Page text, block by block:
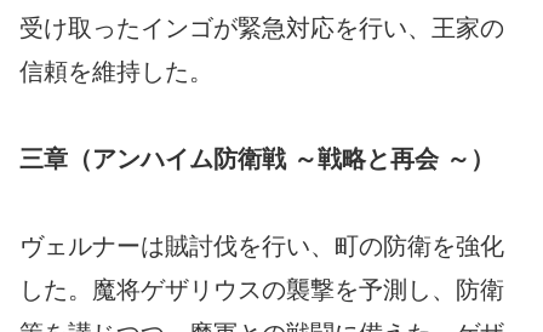
受け取ったインゴが緊急対応を行い、王家の
信頼を維持した。
三章（アンハイム防衛戦 ～戦略と再会 ～）
ヴェルナーは賊討伐を行い、町の防衛を強化
した。魔将ゲザリウスの襲撃を予測し、防衛